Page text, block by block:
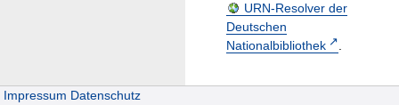
URN-Resolver der
Deutschen
Nationalbibliothek
.
Impressum Datenschutz